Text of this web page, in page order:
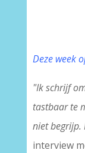
Deze week
"Ik schrijf
tastbaar te
niet begrijp.
interview